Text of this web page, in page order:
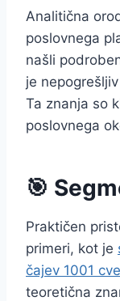
Analitična
poslovnega
našli
je
Ta znanja so
poslovnega
🎯
Praktičen
primeri, kot je
čajev 1001
teoretična